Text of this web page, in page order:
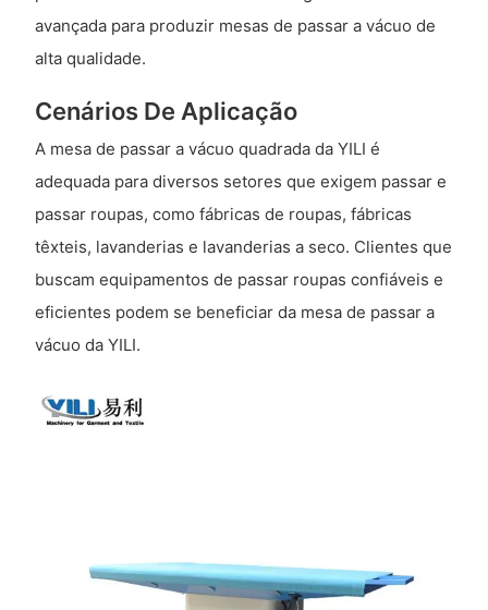
avançada para produzir mesas de passar a vácuo de
alta qualidade.
Cenários De Aplicação
A mesa de passar a vácuo quadrada da YILI é
adequada para diversos setores que exigem passar e
passar roupas, como fábricas de roupas, fábricas
têxteis, lavanderias e lavanderias a seco. Clientes que
buscam equipamentos de passar roupas confiáveis ​​e
eficientes podem se beneficiar da mesa de passar a
vácuo da YILI.